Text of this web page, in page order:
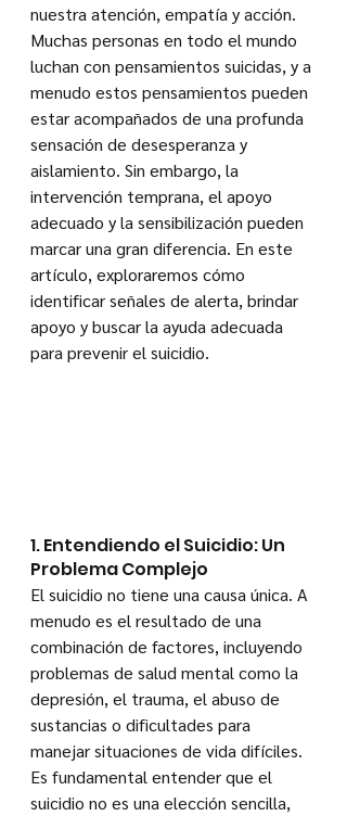
nuestra atención, empatía y acción.
Muchas personas en todo el mundo
luchan con pensamientos suicidas, y a
menudo estos pensamientos pueden
estar acompañados de una profunda
sensación de desesperanza y
aislamiento. Sin embargo, la
intervención temprana, el apoyo
adecuado y la sensibilización pueden
marcar una gran diferencia. En este
artículo, exploraremos cómo
identificar señales de alerta, brindar
apoyo y buscar la ayuda adecuada
para prevenir el suicidio.
1. Entendiendo el Suicidio: Un
Problema Complejo
El suicidio no tiene una causa única. A
menudo es el resultado de una
combinación de factores, incluyendo
problemas de salud mental como la
depresión, el trauma, el abuso de
sustancias o dificultades para
manejar situaciones de vida difíciles.
Es fundamental entender que el
suicidio no es una elección sencilla,